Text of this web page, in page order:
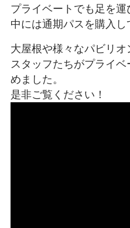
プライベートでも足を運
中には通期パスを購入し
大屋根や様々なパビリ
スタッフたちがプライ
めました。
是非ご覧ください！